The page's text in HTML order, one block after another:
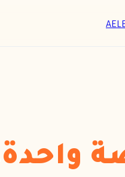
واحدة